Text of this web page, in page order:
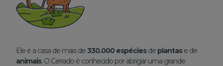
Ele é a casa de mais de 330.000 espéciesde plantase de
animais. O Cerrado é conhecido por abrigar uma grande